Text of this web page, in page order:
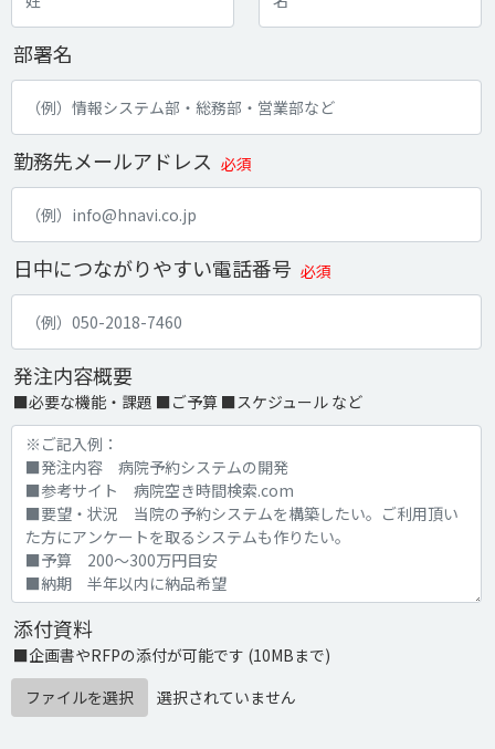
部署名
勤務先メールアドレス 必須
日中につながりやすい電話番号 必須
発注内容概要
■必要な機能・課題 ■ご予算 ■スケジュール など
添付資料
■企画書やRFPの添付が可能です (10MBまで)
ファイルを選択
選択されていません